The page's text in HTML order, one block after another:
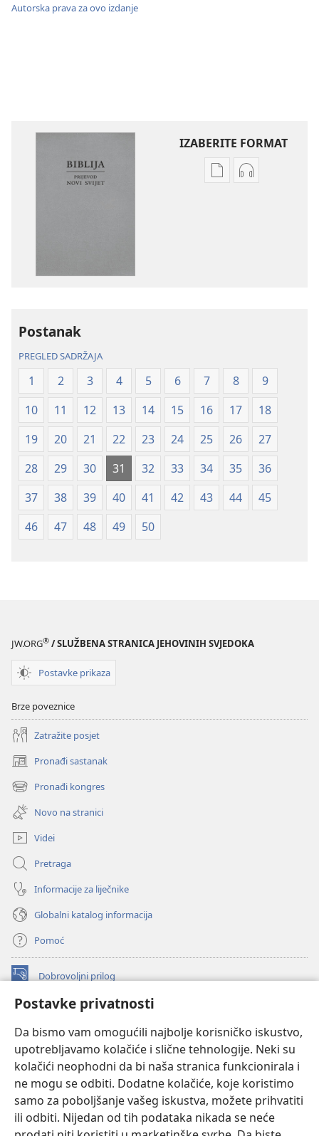
Postavke privatnosti
Da bismo vam omogućili najbolje korisničko iskustvo,
upotrebljavamo kolačiće i slične tehnologije. Neki su
kolačići neophodni da bi naša stranica funkcionirala i
ne mogu se odbiti. Dodatne kolačiće, koje koristimo
samo za poboljšanje vašeg iskustva, možete prihvatiti
ili odbiti. Nijedan od tih podataka nikada se neće
Autorska prava za ovo izdanje
IZABERITE FORMAT
PostavkePostavke
Postanak
PREGLED SADRŽAJA
1 2 3 4 5 6 7 8
9
10
11 12 13 14 15 16 17
18
19
20 21 22 23 24 25 26
27
28
29 30 31 32 33 34 35
36
37
38 39 40 41 42 43 44
45
46
47 48 49 50
JW.ORG® / SLUŽBENA STRANICA JEHOVINIH SVJEDOKA
Postavke prikaza
Brze poveznice
Zatražite posjet
Pronađi sastanak
(otvara
se
novi
prozor)
Pronađi kongres
(otvara
se
novi
prozor)
Novo na stranici
Videi
Pretraga
Informacije za liječnike
Globalni katalog informacija
Pomoć
Dobrovoljni prilog
(otvara
novi
INTERNETSKA BIBLIOTEKA Watchtower
se
novi
prozor)
JW Hub
(otvara
se
novi
JW Library
Watchtower Library